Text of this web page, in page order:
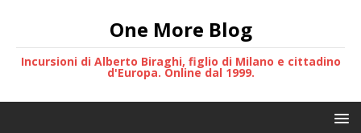
One More Blog
Incursioni di Alberto Biraghi, figlio di Milano e cittadino
d'Europa. Online dal 1999.